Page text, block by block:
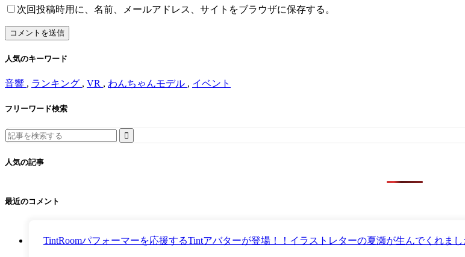
次回投稿時用に、名前、メールアドレス、サイトをブラウザに保存する。
人気のキーワード
音響 , ランキング , VR , わんちゃんモデル , イベント
フリーワード検索
Search
for:
人気の記事
最近のコメント
TintRoomパフォーマーを応援するTintアバターが登場！！イラストレターの夏瀬が生んでくれまし